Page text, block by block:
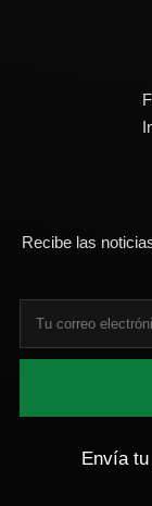
Recibe las
Envía